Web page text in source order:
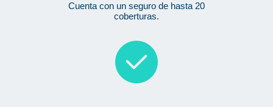
Cuenta con un seguro de hasta 20
coberturas.